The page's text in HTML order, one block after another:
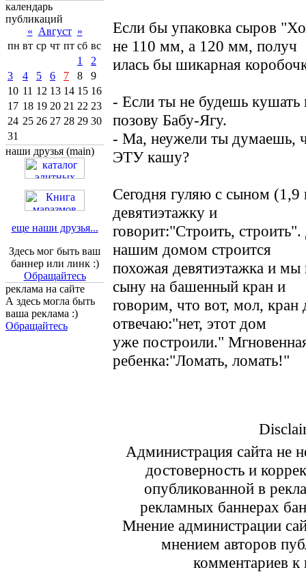
календарь
публикаций
« Август »
пн вт ср чт пт сб вс
1
2
3
4 5 6 7 8
9
10 11 12 13 14 15 16
17 18 19 20 21 22 23
24 25 26 27 28 29 30
31
наши друзья (main)
еще наши друзья...
Здесь мог быть ваш
баннер или линк :)
Обращайтесь
реклама на сайте
А здесь могла быть
ваша реклама :)
Обращайтесь
Если бы упаковка сыров
не 110 мм, а 120 мм, получ
илась бы шикарная
- Если ты не будешь
позову Бабу-Ягу.
- Ма, неужели ты думаешь,
ЭТУ кашу?
Сегодня гуляю с сыном (1,9
девятиэтажку и
говорит:"Строить,
нашим домом строится
похожая девятиэтажка и
сыну на башенный кран и
говорим, что вот, мол,
отвечаю:"нет, этот дом
уже построили."
ребенка:"Ломать, ломать!"
Администрация сайта не
достоверность и
опубликованной в
рекламных баннерах
Мнение администрации
мнением авторов
комментариев к